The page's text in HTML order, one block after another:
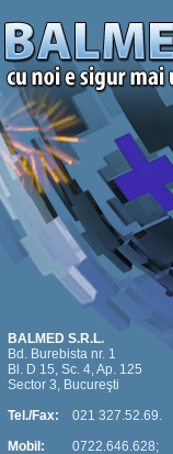
BALMED S.R.L.
Bd. Burebista nr. 1
Bl. D 15, Sc. 4, Ap. 125
Sector 3, Bucureşti
Tel./Fax:
Mobil:
021 327.52.69.
0722.646.628;